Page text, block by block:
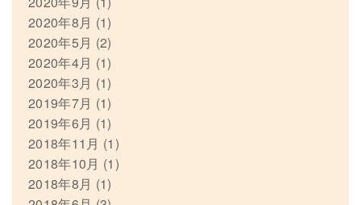
2020年8月 (1)
2020年5月 (2)
2020年4月 (1)
2020年3月 (1)
2019年7月 (1)
2019年6月 (1)
2018年11月 (1)
2018年10月 (1)
2018年8月 (1)